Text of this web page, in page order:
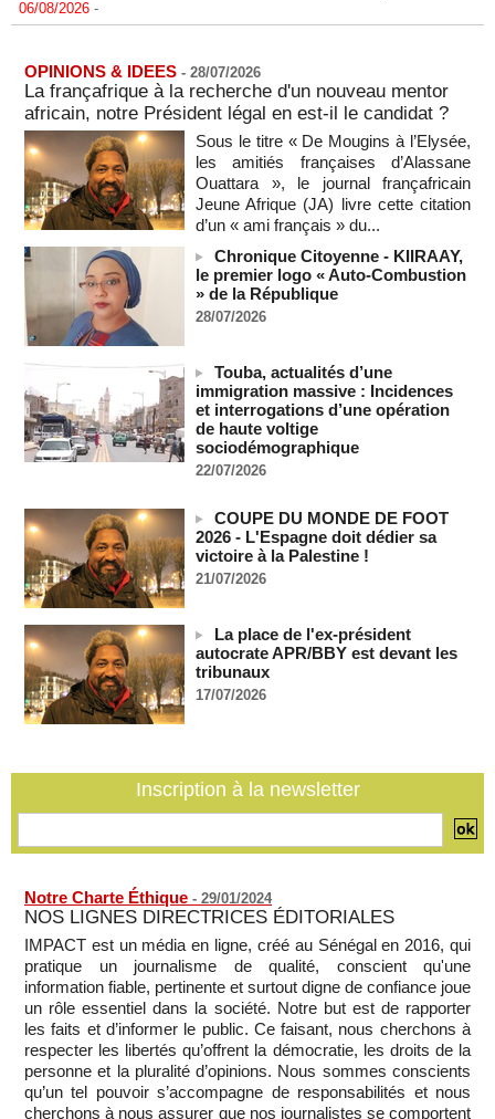
L'armée nigériane obtient une hausse salariale historique
Au Nigeria, plus de 300 victimes d’enlèvements ont été
libérées
06/08/2026 -
Au Nigeria, plus de 300 victimes d’enlèvements ont été
libérées
06/08/2026 -
Soutenir l’intégrité de l’information à Sao Tomé-et-Principe à
06/08/2026 -
Taïwan bloque un pont stratégique lors de la simulation d'une
invasion par la Chine
06/08/2026 -
Les Bourses mondiales suspendues au Moyen-Orient,
records en Europe
06/08/2026
Soudan du Sud : Les avocats de Riek Machar sollicitent un
accès à leur client avant la prochaine audience
France-Algérie: l'affaire Mehdi Laribi relance la coopération
policière contre le narcotrafic
06/08/2026 -
Guinée : l'absence du président Doumbouya ravive les
tensions politiques
Bénin: le nouveau Sénat élit son premier président
06/08/2026 -
La Centrafrique et le Cameroun apaisent les tensions après
un incident frontalier
OPINIONS & IDEES - 28/07/2026
La françafrique à la recherche d'un nouveau mentor
africain, notre Président légal en est-il le candidat ?
Sous le titre « De Mougins à l’Elysée,
les amitiés françaises d’Alassane
Ouattara », le journal françafricain
Jeune Afrique (JA) livre cette citation
d’un « ami français » du...
Chronique Citoyenne - KIIRAAY,
le premier logo « Auto-Combustion
» de la République
28/07/2026
Touba, actualités d’une
immigration massive : Incidences
et interrogations d’une opération
de haute voltige
sociodémographique
22/07/2026
COUPE DU MONDE DE FOOT
2026 - L'Espagne doit dédier sa
victoire à la Palestine !
21/07/2026
La place de l'ex-président
autocrate APR/BBY est devant les
tribunaux
17/07/2026
Inscription à la newsletter
Notre Charte Éthique - 29/01/2024
NOS LIGNES DIRECTRICES ÉDITORIALES
IMPACT est un média en ligne, créé au Sénégal en 2016, qui
pratique un journalisme de qualité, conscient qu'une
information fiable, pertinente et surtout digne de confiance joue
un rôle essentiel dans la société. Notre but est de rapporter
les faits et d’informer le public. Ce faisant, nous cherchons à
respecter les libertés qu’offrent la démocratie, les droits de la
personne et la pluralité d’opinions. Nous sommes conscients
qu’un tel pouvoir s’accompagne de responsabilités et nous
cherchons à nous assurer que nos journalistes se comportent